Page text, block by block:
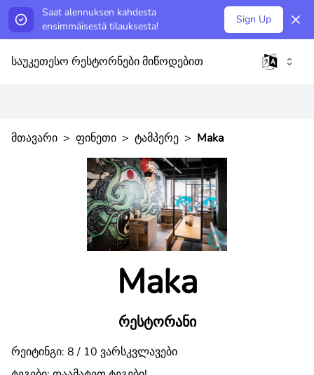
Saat alennuksen kahdesta
ensimmäisestä tilauksesta!
Sign Up
საუკეთესო რესტორნები მიწოდებით
მთავარი > ფინეთი > ტამპერე > Maka
Maka
რესტორანი
რეიტინგი: 8 / 10 ვარსკვლავები